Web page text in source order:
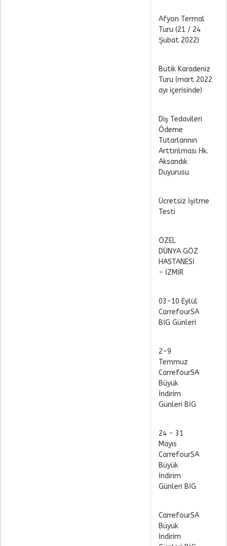
Afyon Termal
Turu (21 / 24
Şubat 2022)
Butik Karadeniz
Turu (mart 2022
ayı içerisinde)
Diş Tedavileri
Ödeme
Tutarlarının
Arttırılması Hk.
Aksandık
Duyurusu
Ücretsiz İşitme
Testi
ÖZEL
DÜNYA GÖZ
HASTANESİ
- İZMİR
03-10 Eylül
CarrefourSA
BİG Günleri
2-9
Temmuz
CarrefourSA
Büyük
İndirim
Günleri BİG
24 - 31
Mayıs
CarrefourSA
Büyük
İndirim
Günleri BİG
CarrefourSA
Büyük
İndirim